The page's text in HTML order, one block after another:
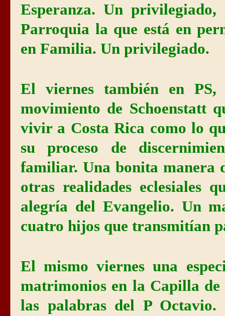
Esperanza. Un
Parroquia la que está en
en Familia. Un privilegiado.
El viernes también en
movimiento de Schoenstatt
vivir a Costa Rica como lo
su proceso de
familiar. Una bonita manera
otras realidades eclesiales
alegría del Evangelio. Un
cuatro hijos que transmitían
El mismo viernes una
matrimonios en la Capilla
las palabras del P